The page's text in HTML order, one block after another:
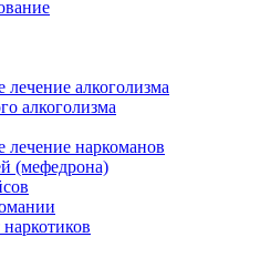
алкоголизма
алкоголизма
лечение наркоманов
(мефедрона)